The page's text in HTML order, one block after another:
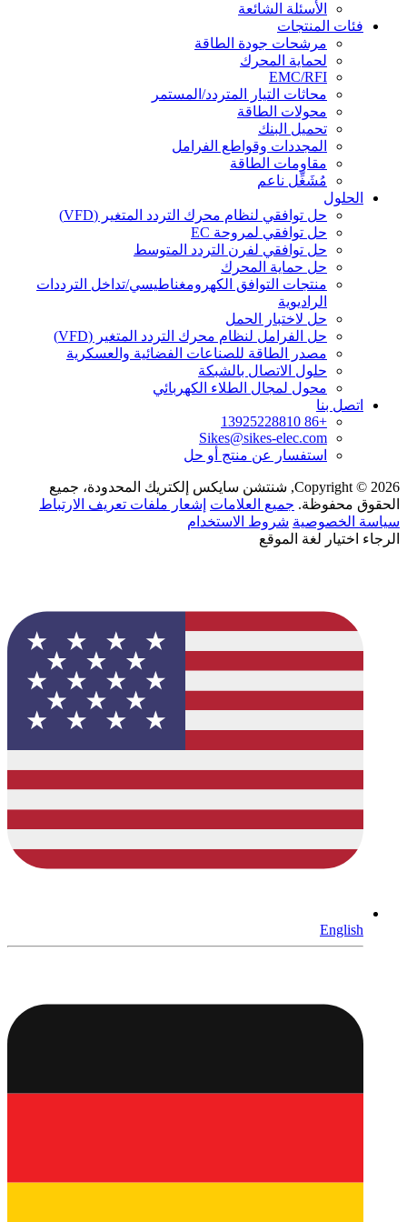
الأسئلة الشائعة
فئات المنتجات
مرشحات جودة الطاقة
لحماية المحرك
EMC/RFI
محاثات التيار المتردد/المستمر
محولات الطاقة
تحميل البنك
المجددات وقواطع الفرامل
مقاومات الطاقة
مُشَغِّل ناعم
الحلول
حل توافقي لنظام محرك التردد المتغير (VFD)
حل توافقي لمروحة EC
حل توافقي لفرن التردد المتوسط
حل حماية المحرك
منتجات التوافق الكهرومغناطيسي/تداخل الترددات
الراديوية
حل لاختبار الحمل
حل الفرامل لنظام محرك التردد المتغير (VFD)
مصدر الطاقة للصناعات الفضائية والعسكرية
حلول الاتصال بالشبكة
محول لمجال الطلاء الكهربائي
اتصل بنا
+86 13925228810
Sikes@sikes-elec.com
استفسار عن منتج أو حل
Copyright © 2026, شنتشن سايكس إلكتريك المحدودة، جميع
الحقوق محفوظة. جميع العلامات إشعار ملفات تعريف الارتباط
سياسة الخصوصية شروط الاستخدام
الرجاء اختيار لغة الموقع
English